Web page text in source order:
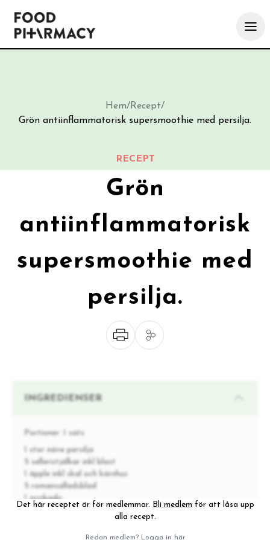
Hem/Recept/
Grön antiinflammatorisk supersmoothie med persilja.
RECEPT
Grön
antiinflammatorisk
supersmoothie med
persilja.
INGREDIENSER
Portioner:
1 sats
1 stor näve persilja
5 selleristjälkar inkl blast
1 äpple inkl skal och kärnhus
5 romansalladsblad
1 avokado
Det här receptet är för medlemmar. Bli medlem för att låsa upp
alla recept.
Redan medlem? Logga in här